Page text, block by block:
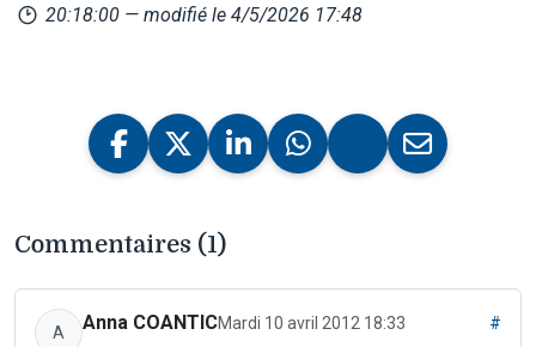
20:18:00 — modifié le 4/5/2026 17:48
Commentaires (1)
A Anna COANTICMardi 10 avril 2012 18:33 #